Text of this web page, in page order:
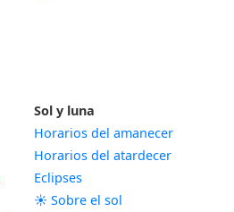
Sol y luna
Horarios del amanecer
Horarios del atardecer
Eclipses
☀️ Sobre el sol